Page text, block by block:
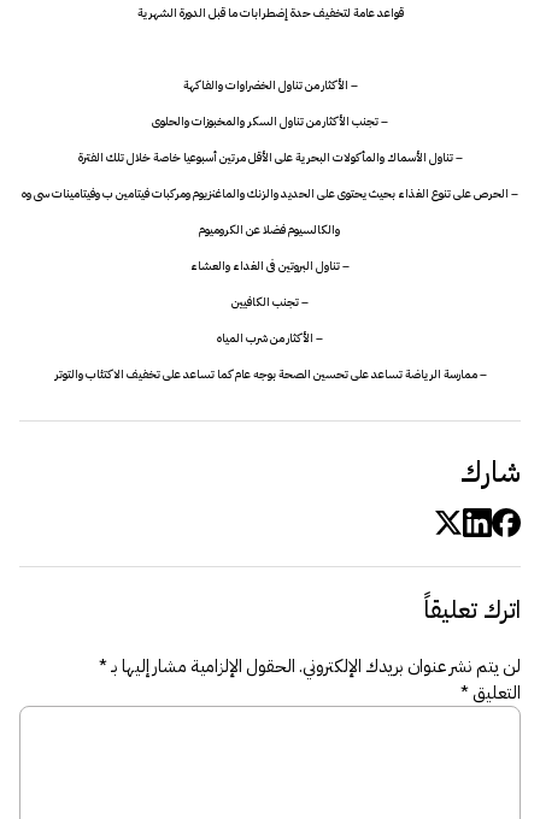
قواعد عامة لتخفيف حدة إضطرابات ما قبل الدورة الشهرية
– الأكثار من تناول الخضراوات والفاكهة
– تجنب الأكثار من تناول السكر والمخبوزات والحلوى
– تناول الأسماك والمأكولات البحرية على الأقل مرتين أسبوعيا خاصة خلال تلك الفترة
– الحرص على تنوع الغذاء بحيث يحتوى على الحديد والزنك والماغنزيوم ومركبات فيتامين ب وفيتامينات سى وه
والكالسيوم فضلا عن الكروميوم
– تناول البروتين فى الغداء والعشاء
– تجنب الكافيين
– الأكثار من شرب المياه
– ممارسة الرياضة تساعد على تحسين الصحة بوجه عام كما تساعد على تخفيف الاكتئاب والتوتر
شارك
اترك تعليقاً
لن يتم نشر عنوان بريدك الإلكتروني.الحقول الإلزامية مشار إليها بـ*
التعليق*